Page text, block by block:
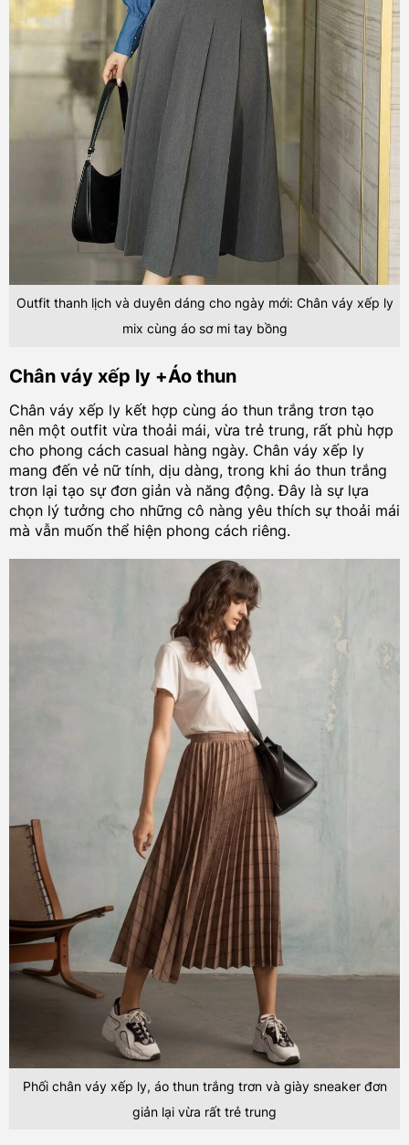
Outfit thanh lịch và duyên dáng cho ngày mới: Chân váy xếp ly
mix cùng áo sơ mi tay bồng
Chân váy xếp ly +Áo thun
Chân váy xếp ly kết hợp cùng áo thun trắng trơn tạo
nên một outfit vừa thoải mái, vừa trẻ trung, rất phù hợp
cho phong cách casual hàng ngày. Chân váy xếp ly
mang đến vẻ nữ tính, dịu dàng, trong khi áo thun trắng
trơn lại tạo sự đơn giản và năng động. Đây là sự lựa
chọn lý tưởng cho những cô nàng yêu thích sự thoải mái
mà vẫn muốn thể hiện phong cách riêng.
Phối chân váy xếp ly, áo thun trắng trơn và giày sneaker đơn
giản lại vừa rất trẻ trung